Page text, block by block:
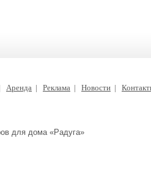
для дома «Радуга»
| Аренда | Реклама | Новости |